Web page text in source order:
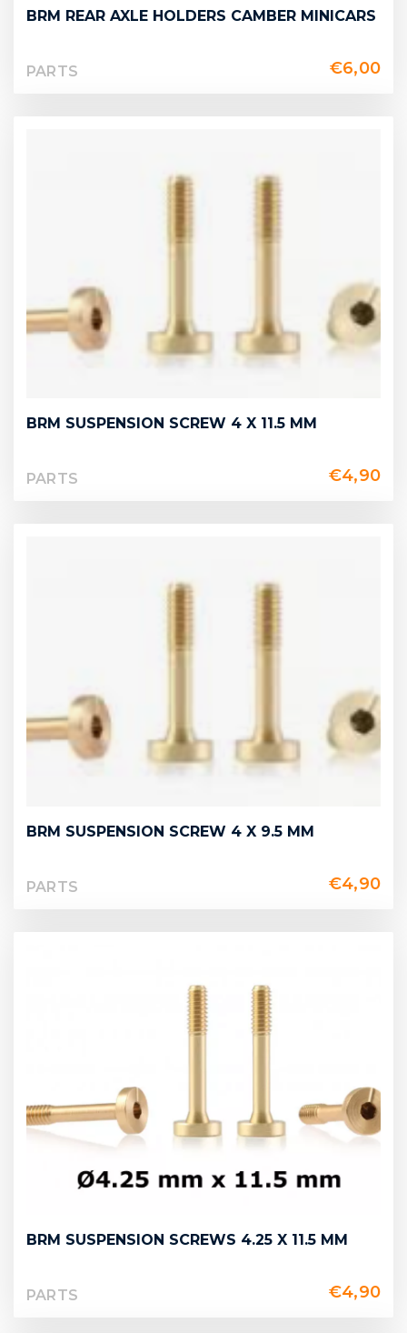
BRM REAR AXLE HOLDERS CAMBER MINICARS
PARTS €6,00
BRM SUSPENSION SCREW 4 X 11.5 MM
PARTS €4,90
BRM SUSPENSION SCREW 4 X 9.5 MM
PARTS €4,90
BRM SUSPENSION SCREWS 4.25 X 11.5 MM
PARTS €4,90